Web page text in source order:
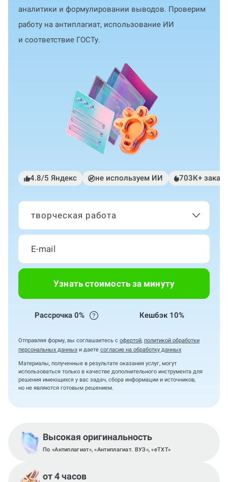
аналитики и формулировании выводов. Проверим
работу на антиплагиат, использование ИИ
и соответствие ГОСТу.
4.8/5 Яндекс не используем ИИ 703К+
творческая работа
Узнать стоимость за минуту
Рассрочка 0% Кешбэк 10%
Отправляя форму, вы соглашаетесь с офертой, политикой обработки
персональных данных и даете согласие на обработку данных
Материалы, полученные в результате оказания услуг, могут
использоваться только в качестве дополнительного инструмента для
решения имеющихся у вас задач, сбора информации и источников,
но не являются готовым решением.
Высокая оригинальность
По «Антиплагиат», «Антиплагиат. ВУЗ», «eTXT»
от 4 часов